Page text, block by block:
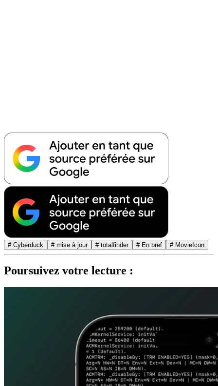
# Cyberduck # mise à jour # totalfinder # En bref # MovieIcon
Poursuivez votre lecture :